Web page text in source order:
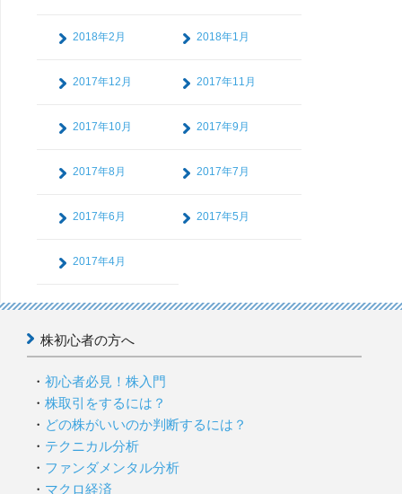
2018年2月 2018年1月
2017年12月 2017年11月
2017年10月 2017年9月
2017年8月 2017年7月
2017年6月 2017年5月
2017年4月
株初心者の方へ
初心者必見！株入門
株取引をするには？
どの株がいいのか判断するには？
テクニカル分析
ファンダメンタル分析
マクロ経済